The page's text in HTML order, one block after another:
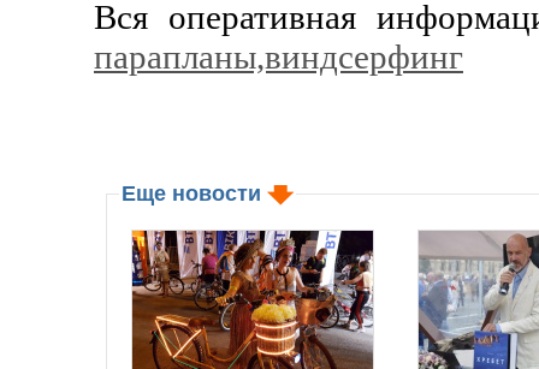
Вся оперативная
парапланы,виндсерфинг
Еще новости